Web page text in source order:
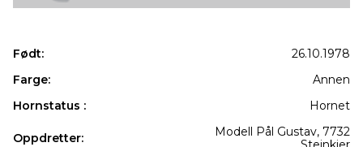
Født:
26.10.1978
Farge:
Annen
Hornstatus :
Hornet
Oppdretter:
Modell Pål Gustav, 7732